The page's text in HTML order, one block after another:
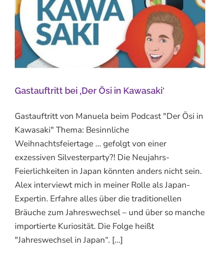
Gastauftritt bei ‚Der Ösi in Kawasaki‘
Gastauftritt von Manuela beim Podcast "Der Ösi in
Kawasaki" Thema: Besinnliche
Weihnachtsfeiertage … gefolgt von einer
exzessiven Silvesterparty?! Die Neujahrs-
Feierlichkeiten in Japan könnten anders nicht sein.
Alex interviewt mich in meiner Rolle als Japan-
Expertin. Erfahre alles über die traditionellen
Bräuche zum Jahreswechsel – und über so manche
importierte Kuriosität. Die Folge heißt
"Jahreswechsel in Japan“. [...]